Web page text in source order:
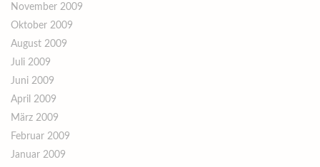
November 2009
Oktober 2009
August 2009
Juli 2009
Juni 2009
April 2009
März 2009
Februar 2009
Januar 2009